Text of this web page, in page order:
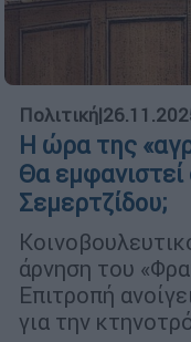
Πολιτική|
Η ώρα της
Θα
Σεμερτζίδου;
άρνηση του
Επιτροπή
για την